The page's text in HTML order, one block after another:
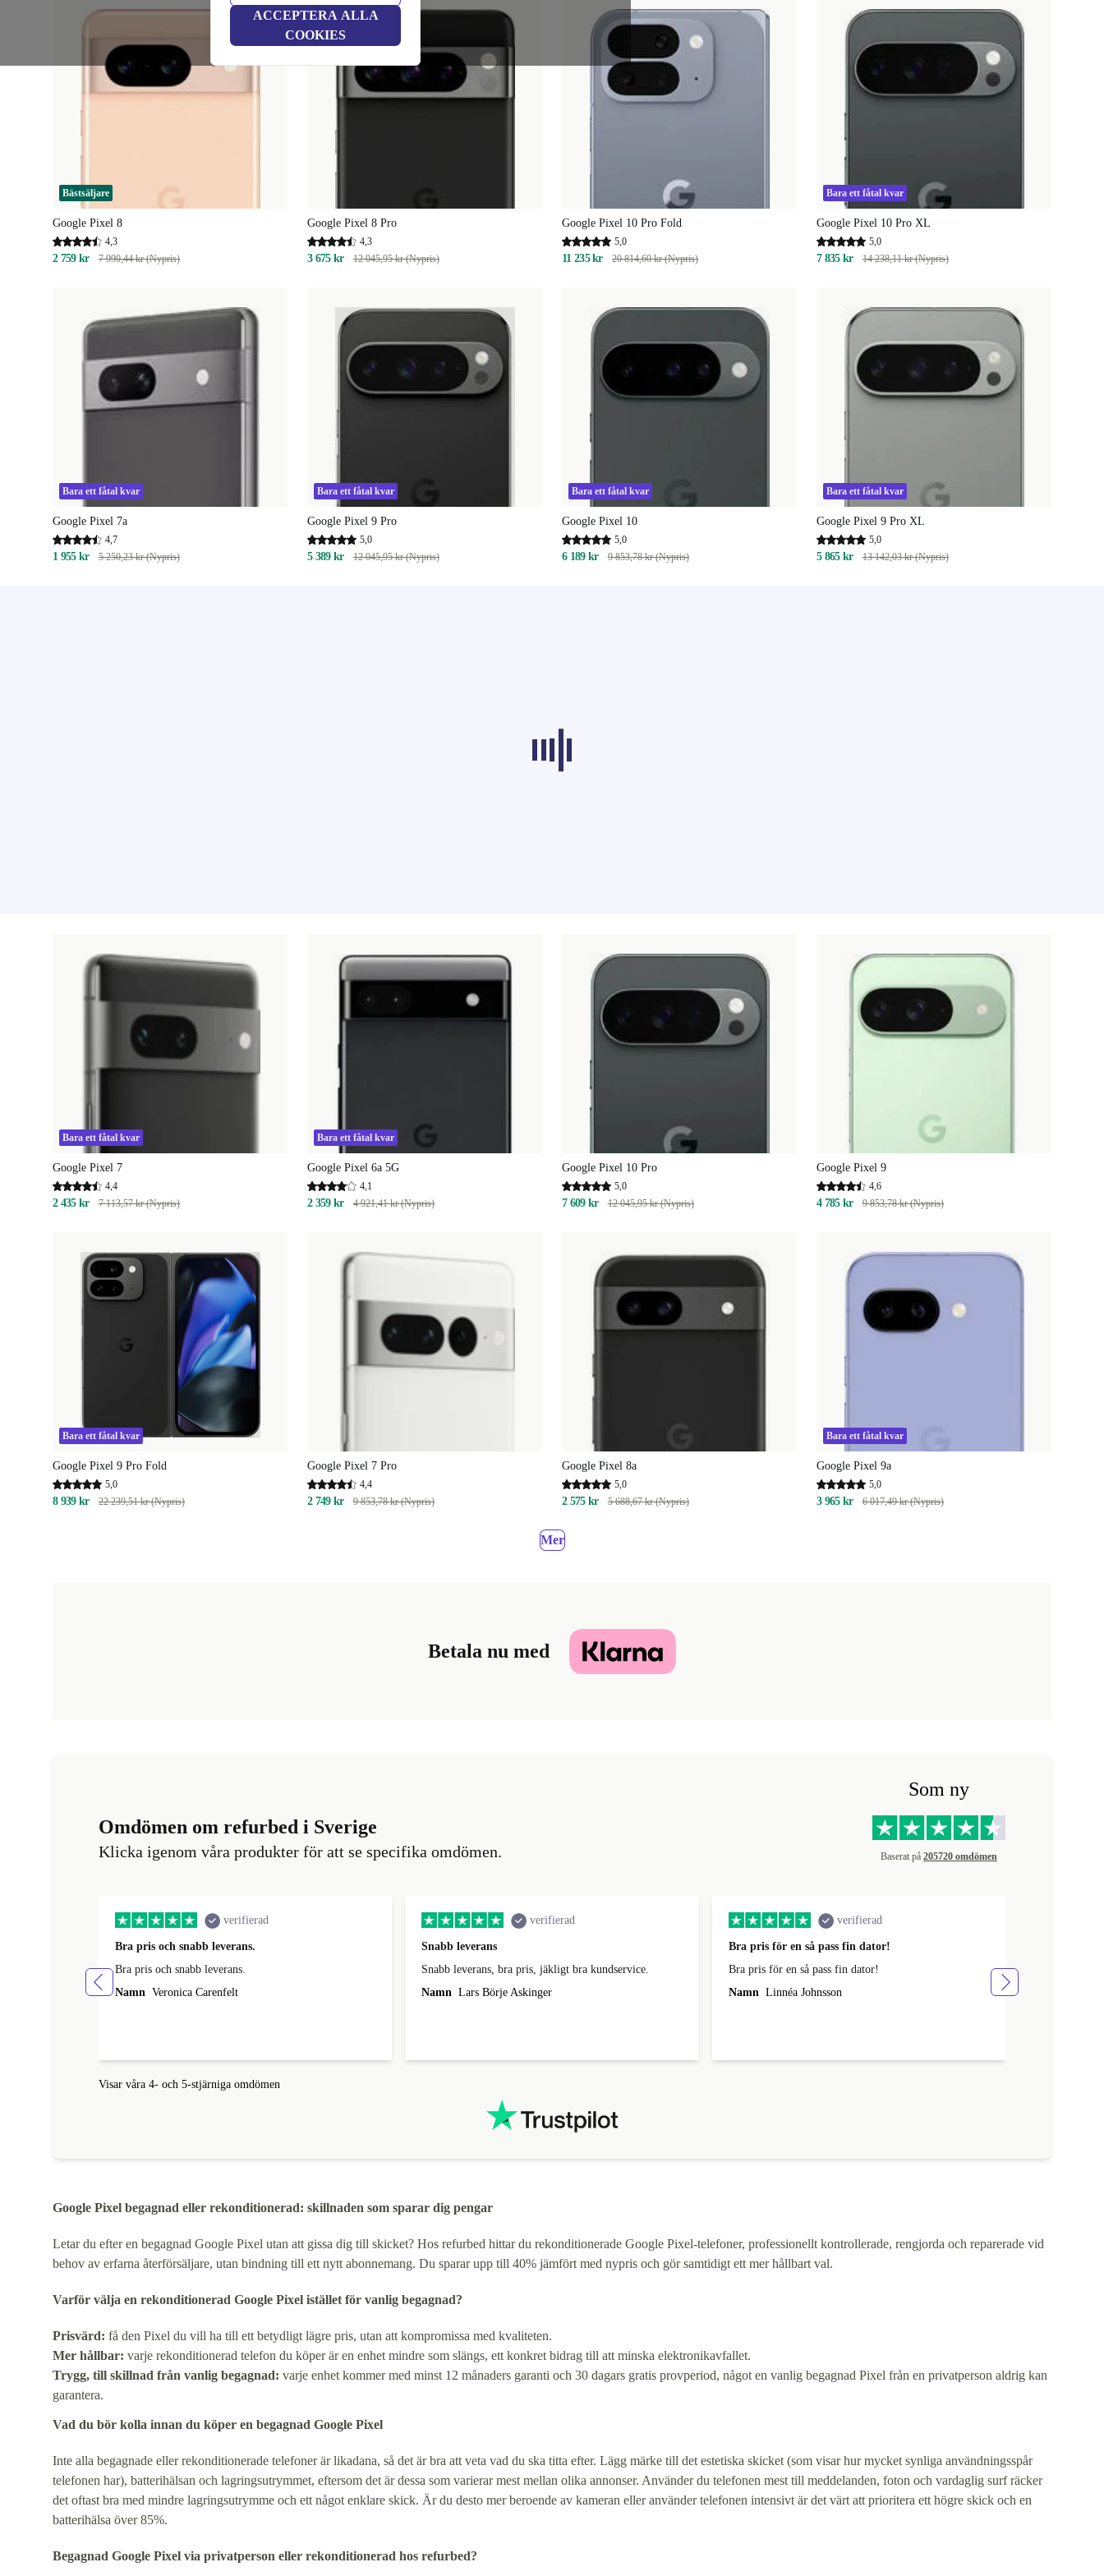
ACCEPTERA ALLA
COOKIES
Bästsäljare
Google Pixel 8
4,3
2 759 kr 7 990,44 kr (Nypris)
Google Pixel 8 Pro
4,3
3 675 kr 12 045,95 kr (Nypris)
Google Pixel 10 Pro Fold
5,0
11 235 kr 20 814,60 kr (Nypris)
Bara ett fåtal kvar
Google Pixel 10 Pro XL
5,0
7 835 kr 14 238,11 kr (Nypris)
Bara ett fåtal kvar
Google Pixel 7a
4,7
1 955 kr 5 250,23 kr (Nypris)
Bara ett fåtal kvar
Google Pixel 9 Pro
5,0
5 389 kr 12 045,95 kr (Nypris)
Bara ett fåtal kvar
Google Pixel 10
5,0
6 189 kr 9 853,78 kr (Nypris)
Bara ett fåtal kvar
Google Pixel 9 Pro XL
5,0
5 865 kr 13 142,03 kr (Nypris)
Bara ett fåtal kvar
Google Pixel 7
4,4
2 435 kr 7 113,57 kr (Nypris)
Bara ett fåtal kvar
Google Pixel 6a 5G
4,1
2 359 kr 4 921,41 kr (Nypris)
Google Pixel 10 Pro
5,0
7 609 kr 12 045,95 kr (Nypris)
Google Pixel 9
4,6
4 785 kr 9 853,78 kr (Nypris)
Bara ett fåtal kvar
Google Pixel 9 Pro Fold
5,0
8 939 kr 22 239,51 kr (Nypris)
Google Pixel 7 Pro
4,4
2 749 kr 9 853,78 kr (Nypris)
Google Pixel 8a
5,0
2 575 kr 5 688,67 kr (Nypris)
Bara ett fåtal kvar
Google Pixel 9a
5,0
3 965 kr 6 017,49 kr (Nypris)
Mer
Betala nu med
Omdömen om refurbed i Sverige
Klicka igenom våra produkter för att se specifika omdömen.
Som ny
Baserat på 205720 omdömen
verifierad
Bra pris och snabb leverans.
Bra pris och snabb leverans.
Namn Veronica Carenfelt
verifierad
Snabb leverans
Snabb leverans, bra pris, jäkligt bra kundservice.
Namn Lars Börje Askinger
verifierad
Bra pris för en så pass fin dator!
Bra pris för en så pass fin dator!
Namn Linnéa Johnsson
Visar våra 4- och 5-stjärniga omdömen
Google Pixel begagnad eller rekonditionerad: skillnaden som sparar dig pengar
Letar du efter en begagnad Google Pixel utan att gissa dig till skicket? Hos refurbed hittar du rekonditionerade Google Pixel-telefoner, professionellt kontrollerade, rengjorda och reparerade vid
behov av erfarna återförsäljare, utan bindning till ett nytt abonnemang. Du sparar upp till 40% jämfört med nypris och gör samtidigt ett mer hållbart val.
Varför välja en rekonditionerad Google Pixel istället för vanlig begagnad?
Prisvärd: få den Pixel du vill ha till ett betydligt lägre pris, utan att kompromissa med kvaliteten.
Mer hållbar: varje rekonditionerad telefon du köper är en enhet mindre som slängs, ett konkret bidrag till att minska elektronikavfallet.
Trygg, till skillnad från vanlig begagnad: varje enhet kommer med minst 12 månaders garanti och 30 dagars gratis provperiod, något en vanlig begagnad Pixel från en privatperson aldrig kan
garantera.
Vad du bör kolla innan du köper en begagnad Google Pixel
Inte alla begagnade eller rekonditionerade telefoner är likadana, så det är bra att veta vad du ska titta efter. Lägg märke till det estetiska skicket (som visar hur mycket synliga användningsspår
telefonen har), batterihälsan och lagringsutrymmet, eftersom det är dessa som varierar mest mellan olika annonser. Använder du telefonen mest till meddelanden, foton och vardaglig surf räcker
det oftast bra med mindre lagringsutrymme och ett något enklare skick. Är du desto mer beroende av kameran eller använder telefonen intensivt är det värt att prioritera ett högre skick och en
batterihälsa över 85%.
Begagnad Google Pixel via privatperson eller rekonditionerad hos refurbed?